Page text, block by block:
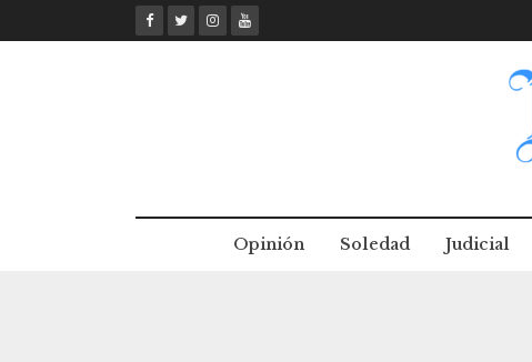
to
Opinión Soledad Judicial